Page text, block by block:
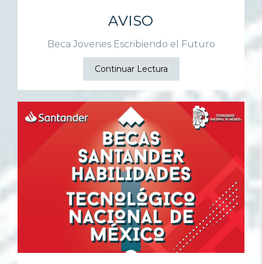
AVISO
Beca Jovenes Escribiendo el Futuro
Continuar Lectura